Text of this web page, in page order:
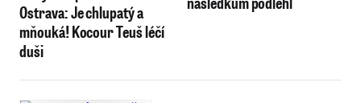
Ostrava: Je chlupatý a
mňouká! Kocour Teuš léčí
duši